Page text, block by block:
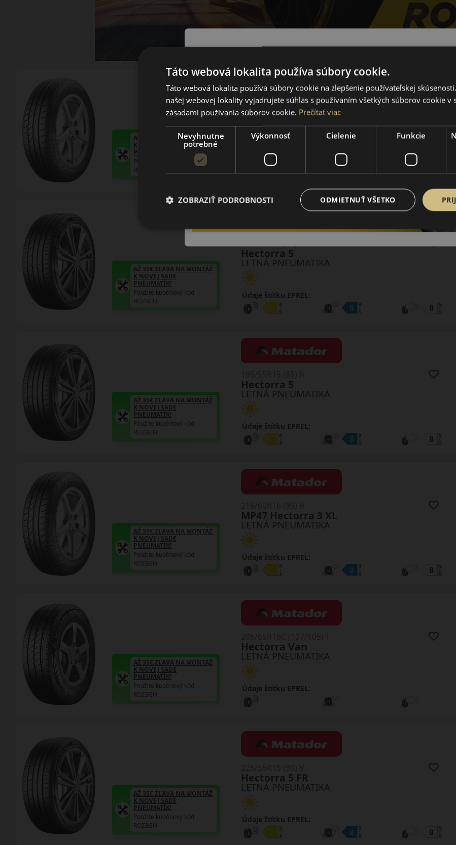
LETNÁ PNEUMATIKA
MP47 Hectorra 3
195/55R16 (87) H
Údaje štítku EPREL:
AŽ 35€ ZĽAVA NA MONTÁŽ
K NOVEJ SADE
PNEUMATÍK!
Použite kupónový kód
ROZBEH
LETNÁ PNEUMATIKA
Hectorra 5
Údaje štítku EPREL:
AŽ 35€ ZĽAVA NA MONTÁŽ
K NOVEJ SADE
PNEUMATÍK!
Použite kupónový kód
ROZBEH
LETNÁ PNEUMATIKA
Hectorra 5
Údaje štítku EPREL:
AŽ 35€ ZĽAVA NA MONTÁŽ
K NOVEJ SADE
PNEUMATÍK!
Použite kupónový kód
ROZBEH
LETNÁ PNEUMATIKA
MP47 Hectorra 3 XL
Údaje štítku EPREL:
AŽ 35€ ZĽAVA NA MONTÁŽ
K NOVEJ SADE
PNEUMATÍK!
Použite kupónový kód
ROZBEH
LETNÁ PNEUMATIKA
Hectorra Van
Údaje štítku EPREL:
AŽ 35€ ZĽAVA NA MONTÁŽ
K NOVEJ SADE
PNEUMATÍK!
Použite kupónový kód
ROZBEH
LETNÁ PNEUMATIKA
Hectorra 5 FR
Údaje štítku EPREL:
AŽ 35€ ZĽAVA NA MONTÁŽ
K NOVEJ SADE
PNEUMATÍK!
Použite kupónový kód
ROZBEH
Táto webová lokalita používa súbory cookie.
Táto webová lokalita používa súbory cookie na zlepšenie používateľskej
našej webovej lokality vyjadrujete súhlas s používaním všetkých súborov cookie v
zásadami používania súborov cookie. Prečítať viac
Nevyhnutne
potrebné
Výkonnosť Cielenie Funkcie
ODMIETNUŤ VŠETKO
ZOBRAZIŤ PODROBNOSTI